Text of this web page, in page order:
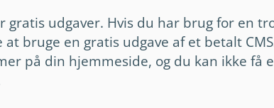
gratis udgaver. Hvis du har brug for en
bruge en gratis udgave af et betalt
på din hjemmeside, og du kan ikke få